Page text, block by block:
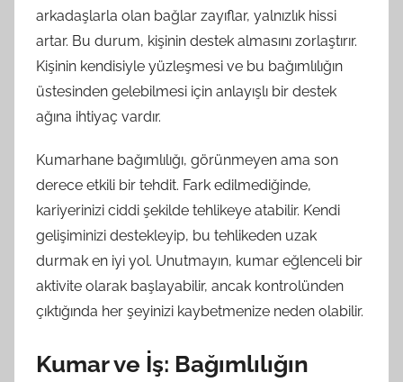
arkadaşlarla olan bağlar zayıflar, yalnızlık hissi
artar. Bu durum, kişinin destek almasını zorlaştırır.
Kişinin kendisiyle yüzleşmesi ve bu bağımlılığın
üstesinden gelebilmesi için anlayışlı bir destek
ağına ihtiyaç vardır.
Kumarhane bağımlılığı, görünmeyen ama son
derece etkili bir tehdit. Fark edilmediğinde,
kariyerinizi ciddi şekilde tehlikeye atabilir. Kendi
gelişiminizi destekleyip, bu tehlikeden uzak
durmak en iyi yol. Unutmayın, kumar eğlenceli bir
aktivite olarak başlayabilir, ancak kontrolünden
çıktığında her şeyinizi kaybetmenize neden olabilir.
Kumar ve İş: Bağımlılığın